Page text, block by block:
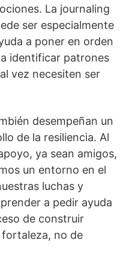
La journaling
ser especialmente
a poner en orden
identificar patrones
vez necesiten ser
desempeñan un
de la resiliencia. Al
ya sean amigos,
un entorno en el
luchas y
a pedir ayuda
de construir
fortaleza, no de